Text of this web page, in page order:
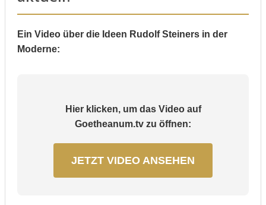
Ein Video über die Ideen Rudolf Steiners in der
Moderne:
Hier klicken, um das Video auf
Goetheanum.tv zu öffnen:
JETZT VIDEO ANSEHEN